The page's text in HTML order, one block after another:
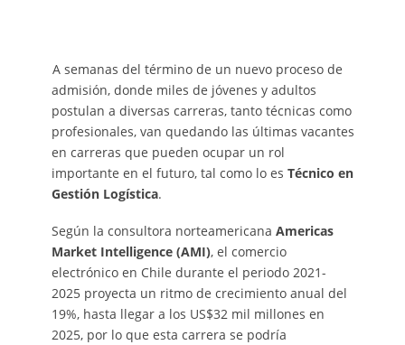
A semanas del término de un nuevo proceso de
admisión, donde miles de jóvenes y adultos
postulan a diversas carreras, tanto técnicas como
profesionales, van quedando las últimas vacantes
en carreras que pueden ocupar un rol
importante en el futuro, tal como lo es Técnico en
Gestión Logística.
Según la consultora norteamericana Americas
Market Intelligence (AMI), el comercio
electrónico en Chile durante el periodo 2021-
2025 proyecta un ritmo de crecimiento anual del
19%, hasta llegar a los US$32 mil millones en
2025, por lo que esta carrera se podría